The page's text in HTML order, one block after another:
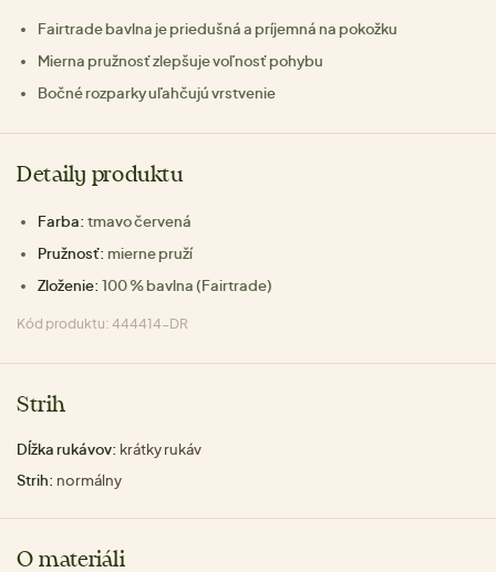
Fairtrade bavlna je priedušná a príjemná na pokožku
Mierna pružnosť zlepšuje voľnosť pohybu
Bočné rozparky uľahčujú vrstvenie
Detaily produktu
Farba: tmavo červená
Pružnosť: mierne pruží
Zloženie: 100 % bavlna (Fairtrade)
Kód produktu: 444414-DR
Strih
Dĺžka rukávov: krátky rukáv
Strih: normálny
O materiáli